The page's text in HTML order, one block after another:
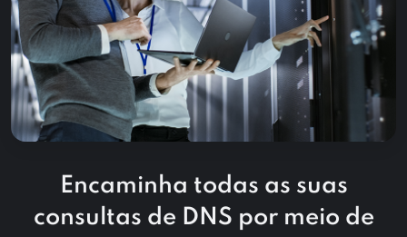
Encaminha todas as suas
consultas de DNS por meio de